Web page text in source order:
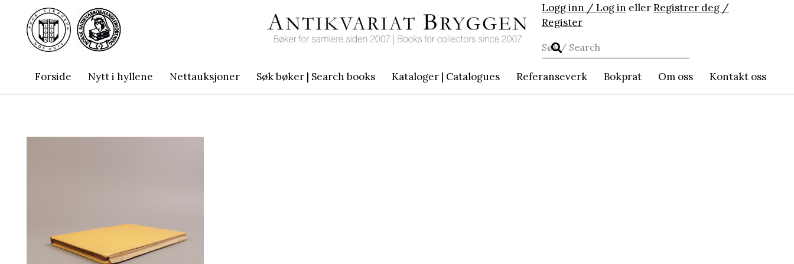
Logg inn / Log in ellerRegistrer deg /
Register
Forside Nytt i hyllene Nettauksjoner Søk bøker | Search books Kataloger | Catalogues Referanseverk Bokprat Om oss Kontakt oss